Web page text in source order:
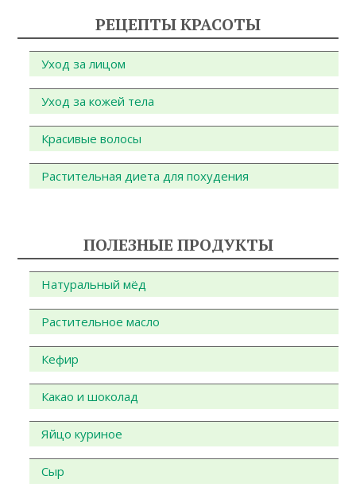
РЕЦЕПТЫ КРАСОТЫ
Уход за лицом
Уход за кожей тела
Красивые волосы
Растительная диета для похудения
ПОЛЕЗНЫЕ ПРОДУКТЫ
Натуральный мёд
Растительное масло
Кефир
Какао и шоколад
Яйцо куриное
Сыр